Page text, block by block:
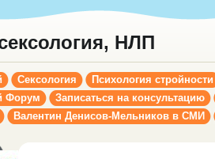
НЛП
Сексология
Психология стройности
Форум
Записаться на консультацию
Валентин Денисов-Мельников в СМИ